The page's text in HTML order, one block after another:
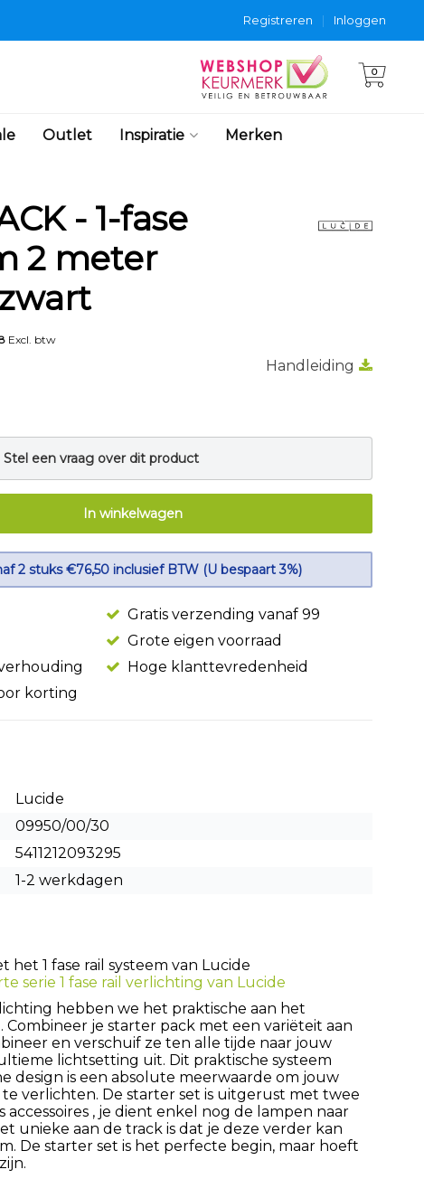
Inloggen
|
Registreren
0
Outlet Inspiratie Merken
- 1-fase
2 meter
Excl. btw
Handleiding
Stel een vraag over dit product
In winkelwagen
2 stuks €76,50 inclusief BTW (U bespaart 3%)
Gratis verzending vanaf 99
Grote eigen voorraad
Hoge klanttevredenheid
korting
Lucide
09950/00/30
5411212093295
1-2 werkdagen
1 fase rail systeem van Lucide
serie 1 fase rail verlichting van Lucide
hebben we het praktische aan het
je starter pack met een variëteit aan
en verschuif ze ten alle tijde naar jouw
lichtsetting uit. Dit praktische systeem
design is een absolute meerwaarde om jouw
verlichten. De starter set is uitgerust met twee
accessoires , je dient enkel nog de lampen naar
unieke aan de track is dat je deze verder kan
De starter set is het perfecte begin, maar hoeft